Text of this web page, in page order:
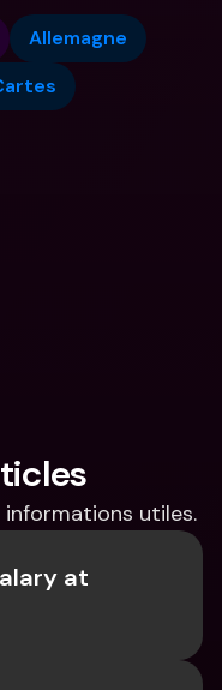
Allemagne
utiles.
at